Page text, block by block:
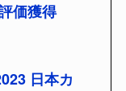
価獲得
日本カ